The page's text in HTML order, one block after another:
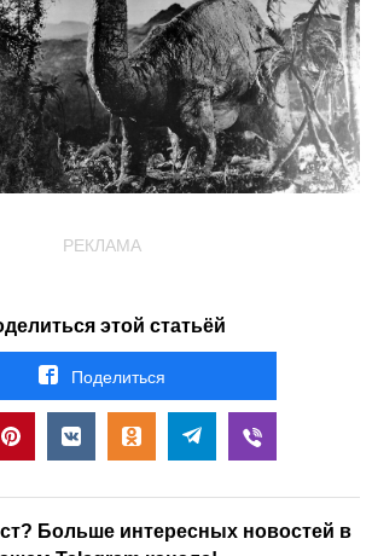
РЕКЛАМА
этой статьёй
Поделиться
Больше интересных новостей в